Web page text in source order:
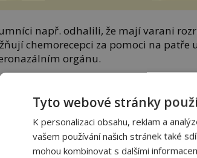
např. odhalili, že mají varani
chemorecepci za pomoci na patře
orgánu.
Tyto webové stránky
K personalizaci obsahu, reklam a
vašem používání našich stránek také
mohou kombinovat s dalšími